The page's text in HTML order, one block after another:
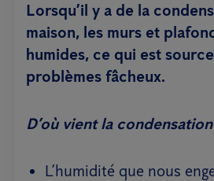
Lorsqu’il y a de la
maison, les murs et
humides, ce qui est
problèmes fâcheux.
D’où vient la
L’humidité que nous